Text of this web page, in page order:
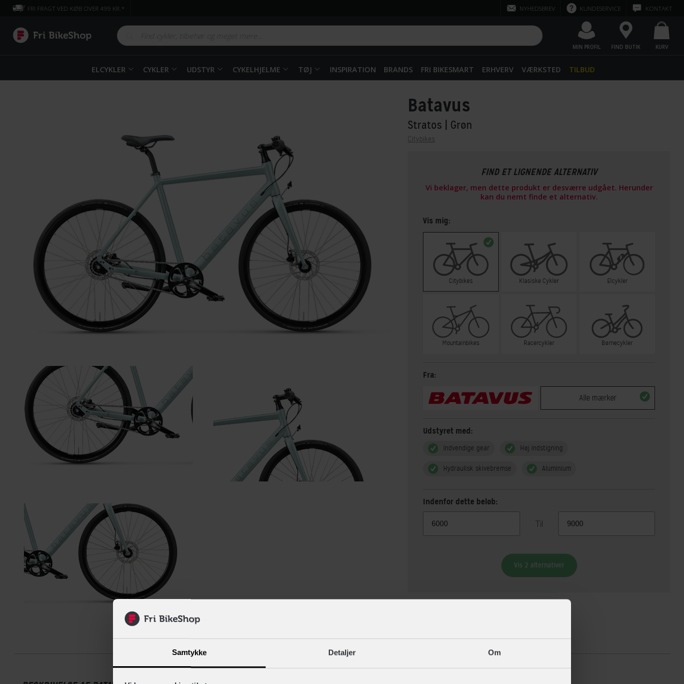
Samtykke Detaljer Om
FRI FRAGT VED KØB OVER 499 KR.* NYHEDSBREV KUNDESERVICE KONTAKT
MIN PROFIL FIND BUTIK KURV
ELCYKLER CYKLER UDSTYR CYKELHJELME TØJ INSPIRATION BRANDS FRI BIKESMART ERHVERV VÆRKSTED TILBUD
Batavus
Stratos | Grøn
Citybikes
FIND ET LIGNENDE ALTERNATIV
Vi beklager, men dette produkt er desværre udgået. Herunder
kan du nemt finde et alternativ.
Vis mig:
Citybikes Klasiske Cykler Elcykler
Mountainbikes Racercykler Børnecykler
Fra:
Alle mærker
Udstyret med:
Indvendige gear Høj indstigning
Hydraulisk skivebremse Aluminium
Indenfor dette beløb:
Til
Vis 2 alternativer